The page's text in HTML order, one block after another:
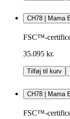
CH78 | Mama
FSC™-
35.095 kr.
Tilføj til kurv
CH78 | Mama
FSC™-